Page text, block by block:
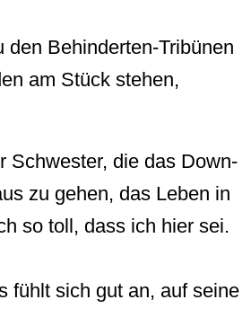
Behinderten-Tribünen
am Stück stehen,
Schwester, die das Down-
zu gehen, das Leben in
so toll, dass ich hier sei.
fühlt sich gut an, auf seine